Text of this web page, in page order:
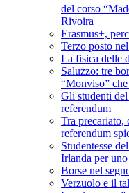
del corso
Rivoira
Erasmus+,
Terzo posto
La fisica delle
Saluzzo: tre
“Monviso”
Gli studenti
referendum
Tra precariato,
referendum
Studentesse
Irlanda per
Borse nel
Verzuolo e il